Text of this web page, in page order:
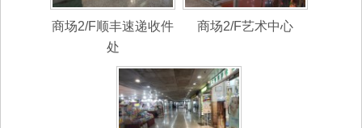
商场2/F顺丰速递收件
处
商场2/F艺术中心